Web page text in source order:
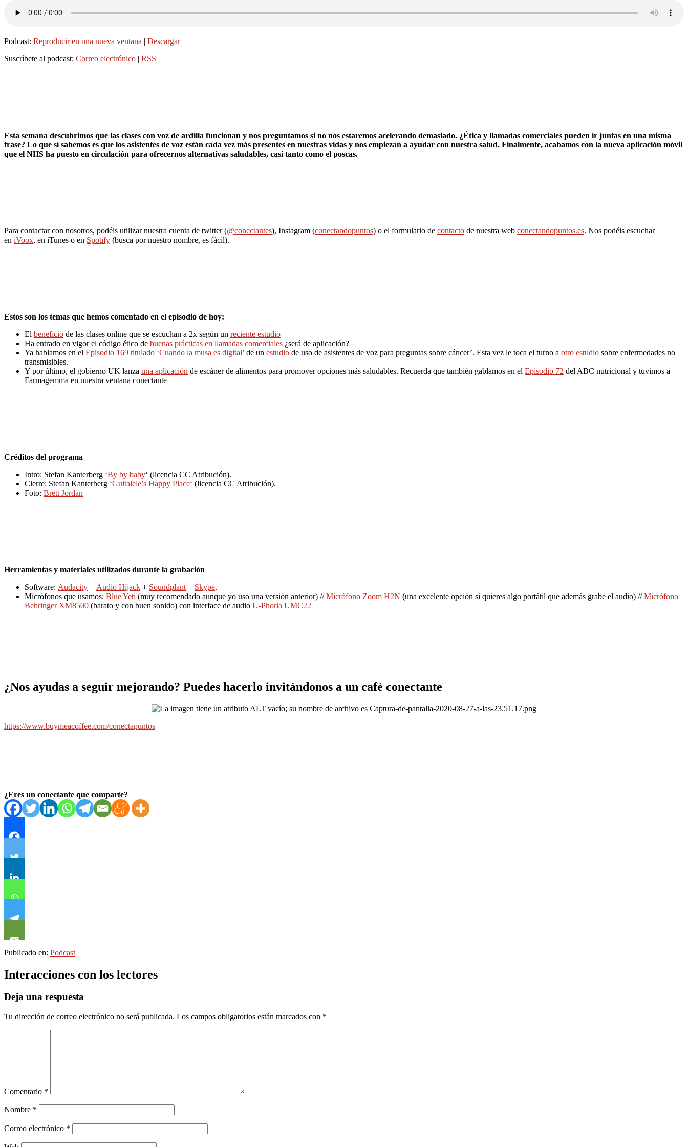
Podcast: Reproducir en una nueva ventana | Descargar
Suscríbete al podcast: Correo electrónico | RSS
Esta semana descubrimos que las clases con voz de ardilla funcionan y nos preguntamos si no nos estaremos acelerando demasiado. ¿Ética y llamadas comerciales pueden ir juntas en una misma
frase? Lo que sí sabemos es que los asistentes de voz están cada vez más presentes en nuestras vidas y nos empiezan a ayudar con nuestra salud. Finalmente, acabamos con la nueva aplicación móvil
que el NHS ha puesto en circulación para ofrecernos alternativas saludables, casi tanto como el poscas.
Para contactar con nosotros, podéis utilizar nuestra cuenta de twitter (@conectantes), Instagram (conectandopuntos) o el formulario de contacto de nuestra web conectandopuntos.es. Nos podéis escuchar
en iVoox, en iTunes o en Spotify (busca por nuestro nombre, es fácil).
Estos son los temas que hemos comentado en el episodio de hoy:
El beneficio de las clases online que se escuchan a 2x según un reciente estudio
Ha entrado en vigor el código ético de buenas prácticas en llamadas comerciales ¿será de aplicación?
Ya hablamos en el Episodio 169 titulado ‘Cuando la musa es digital’ de un estudio de uso de asistentes de voz para preguntas sobre cáncer’. Esta vez le toca el turno a otro estudio sobre enfermedades no
transmisibles.
Y por último, el gobierno UK lanza una aplicación de escáner de alimentos para promover opciones más saludables. Recuerda que también gablamos en el Episodio 72 del ABC nutricional y tuvimos a
Farmagemma en nuestra ventana conectante
Créditos del programa
Intro: Stefan Kanterberg ‘By by baby‘ (licencia CC Atribución).
Cierre: Stefan Kanterberg ‘Guitalele’s Happy Place‘ (licencia CC Atribución).
Foto: Brett Jordan
Herramientas y materiales utilizados durante la grabación
Software: Audacity + Audio Hijack + Soundplant + Skype.
Micrófonos que usamos: Blue Yeti (muy recomendado aunque yo uso una versión anterior) //Micrófono Zoom H2N (una excelente opción si quieres algo portátil que además grabe el audio) //Micrófono
Behringer XM8500 (barato y con buen sonido) con interface de audio U-Phoria UMC22
¿Nos ayudas a seguir mejorando? Puedes hacerlo invitándonos a un café conectante
https://www.buymeacoffee.com/conectapuntos
¿Eres un conectante que comparte?
Publicado en: Podcast
Interacciones con los lectores
Deja una respuesta
Tu dirección de correo electrónico no será publicada. Los campos obligatorios están marcados con *
Comentario *
Nombre *
Correo electrónico *